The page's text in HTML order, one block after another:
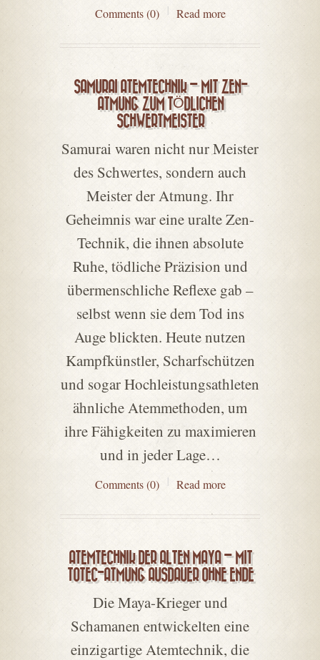
Comments (0) Read more
SAMURAI ATEMTECHNIK – MIT ZEN-
ATMUNG ZUM TÖDLICHEN
SCHWERTMEISTER
Samurai waren nicht nur Meister
des Schwertes, sondern auch
Meister der Atmung. Ihr
Geheimnis war eine uralte Zen-
Technik, die ihnen absolute
Ruhe, tödliche Präzision und
übermenschliche Reflexe gab –
selbst wenn sie dem Tod ins
Auge blickten. Heute nutzen
Kampfkünstler, Scharfschützen
und sogar Hochleistungsathleten
ähnliche Atemmethoden, um
ihre Fähigkeiten zu maximieren
und in jeder Lage…
Comments (0) Read more
ATEMTECHNIK DER ALTEN MAYA – MIT
TOTEC-ATMUNG AUSDAUER OHNE ENDE
Die Maya-Krieger und
Schamanen entwickelten eine
einzigartige Atemtechnik, die